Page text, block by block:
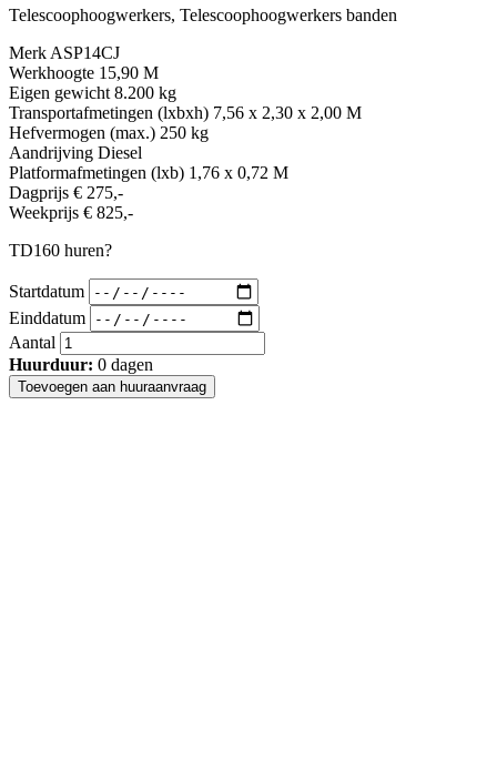
Telescoophoogwerkers, Telescoophoogwerkers banden
MerkASP14CJ
Werkhoogte 15,90 M
Eigen gewicht 8.200 kg
Transportafmetingen (lxbxh) 7,56 x 2,30 x 2,00 M
Hefvermogen (max.) 250 kg
Aandrijving Diesel
Platformafmetingen (lxb) 1,76 x 0,72 M
Dagprijs € 275,-
Weekprijs € 825,-
TD160 huren?
Startdatum
Einddatum
Aantal
Huurduur: 0 dagen
Toevoegen aan huuraanvraag